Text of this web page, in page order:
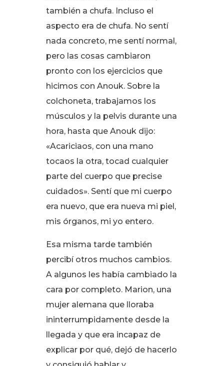
también a chufa. Incluso el
aspecto era de chufa. No sentí
nada concreto, me sentí normal,
pero las cosas cambiaron
pronto con los ejercicios que
hicimos con Anouk. Sobre la
colchoneta, trabajamos los
músculos y la pelvis durante una
hora, hasta que Anouk dijo:
«Acariciaos, con una mano
tocaos la otra, tocad cualquier
parte del cuerpo que precise
cuidados». Sentí que mi cuerpo
era nuevo, que era nueva mi piel,
mis órganos, mi yo entero.
Esa misma tarde también
percibí otros muchos cambios.
A algunos les había cambiado la
cara por completo. Marion, una
mujer alemana que lloraba
ininterrumpidamente desde la
llegada y que era incapaz de
explicar por qué, dejó de hacerlo